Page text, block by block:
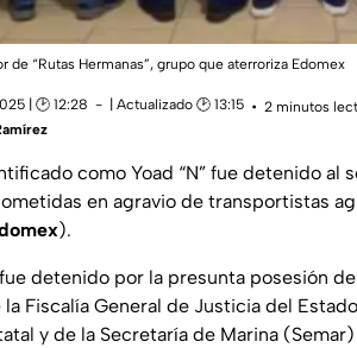
de “Rutas Hermanas”, grupo que aterroriza Edomex
| 🕑 12:28 | Actualizado 🕑 13:15
2 minutos
como Yoad “N” fue detenido al
en agravio de transportistas
).
detenido por la presunta posesión
Fiscalía General de Justicia del
y de la Secretaría de Marina